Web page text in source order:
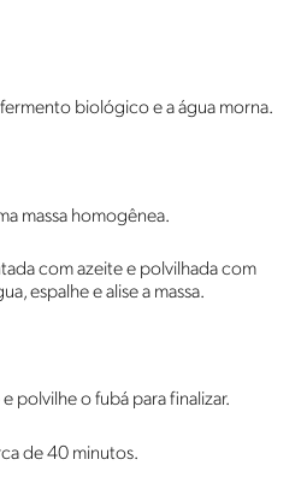
biológico e a água morna.
massa homogênea.
com azeite e polvilhada com
espalhe e alise a massa.
polvilhe o fubá para finalizar.
de 40 minutos.